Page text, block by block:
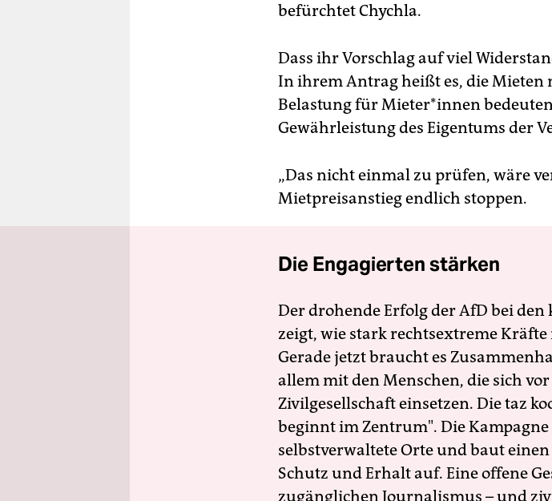
befürchtet Chychla.
Dass ihr Vorschlag auf viel
In ihrem Antrag heißt es, die Mieten
Belastung für Mieter*innen
Gewährleistung des Eigentums der
„Das nicht einmal zu prüfen, wäre
Mietpreisanstieg endlich stoppen.
Die Engagierten stärken
Der drohende Erfolg der AfD bei
zeigt, wie stark rechtsextreme
Gerade jetzt braucht es
allem mit den Menschen, die sich
Zivilgesellschaft einsetzen. Die taz
beginnt im Zentrum". Die
selbstverwaltete Orte und baut
Schutz und Erhalt auf. Eine offene
zugänglichen Journalismus – und